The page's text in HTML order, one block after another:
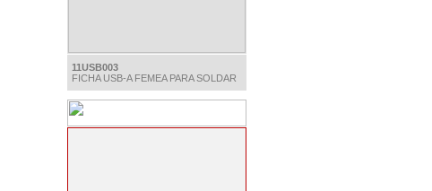
11USB003
FICHA USB-A FEMEA PARA SOLDAR